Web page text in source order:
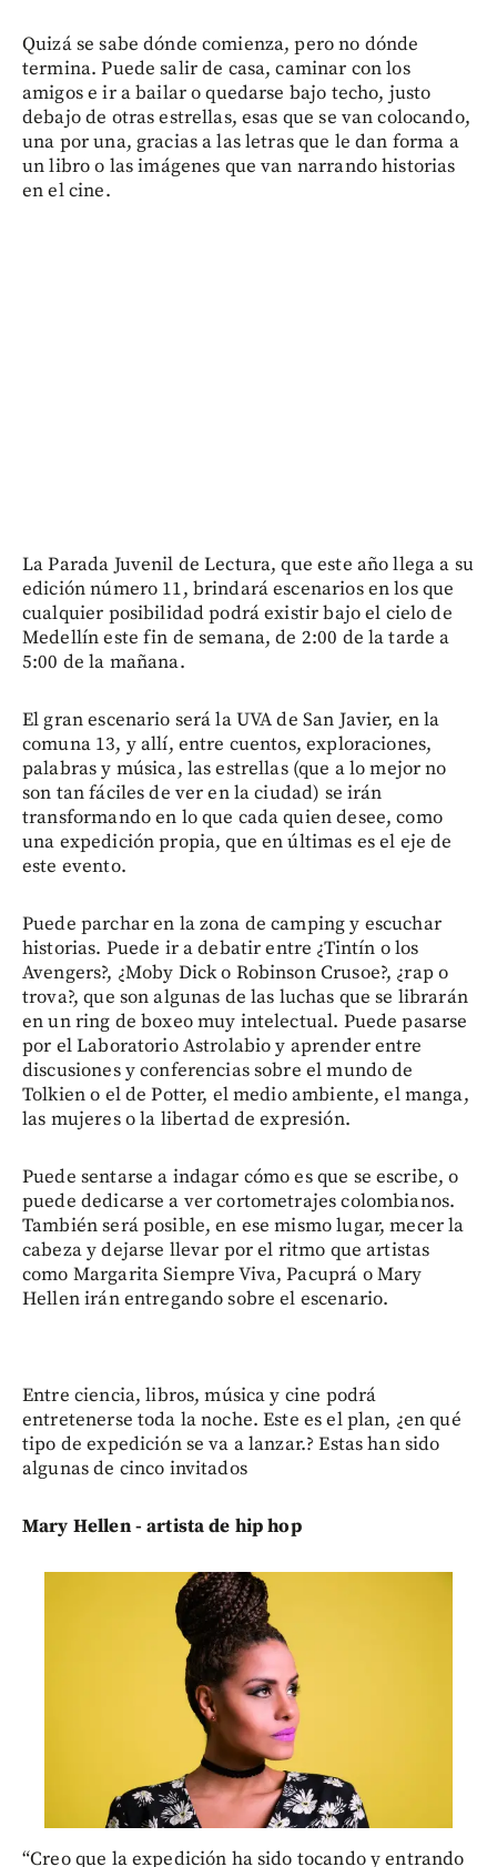
Quizá se sabe dónde comienza, pero no dónde
termina. Puede salir de casa, caminar con los
amigos e ir a bailar o quedarse bajo techo, justo
debajo de otras estrellas, esas que se van colocando,
una por una, gracias a las letras que le dan forma a
un libro o las imágenes que van narrando historias
en el cine.
La Parada Juvenil de Lectura, que este año llega a su
edición número 11, brindará escenarios en los que
cualquier posibilidad podrá existir bajo el cielo de
Medellín este fin de semana, de 2:00 de la tarde a
5:00 de la mañana.
El gran escenario será la UVA de San Javier, en la
comuna 13, y allí, entre cuentos, exploraciones,
palabras y música, las estrellas (que a lo mejor no
son tan fáciles de ver en la ciudad) se irán
transformando en lo que cada quien desee, como
una expedición propia, que en últimas es el eje de
este evento.
Puede parchar en la zona de camping y escuchar
historias. Puede ir a debatir entre ¿Tintín o los
Avengers?, ¿Moby Dick o Robinson Crusoe?, ¿rap o
trova?, que son algunas de las luchas que se librarán
en un ring de boxeo muy intelectual. Puede pasarse
por el Laboratorio Astrolabio y aprender entre
discusiones y conferencias sobre el mundo de
Tolkien o el de Potter, el medio ambiente, el manga,
las mujeres o la libertad de expresión.
Puede sentarse a indagar cómo es que se escribe, o
puede dedicarse a ver cortometrajes colombianos.
También será posible, en ese mismo lugar, mecer la
cabeza y dejarse llevar por el ritmo que artistas
como Margarita Siempre Viva, Pacuprá o Mary
Hellen irán entregando sobre el escenario.
Entre ciencia, libros, música y cine podrá
entretenerse toda la noche. Este es el plan, ¿en qué
tipo de expedición se va a lanzar.? Estas han sido
algunas de cinco invitados
Mary Hellen - artista de hip hop
“Creo que la expedición ha sido tocando y entrando